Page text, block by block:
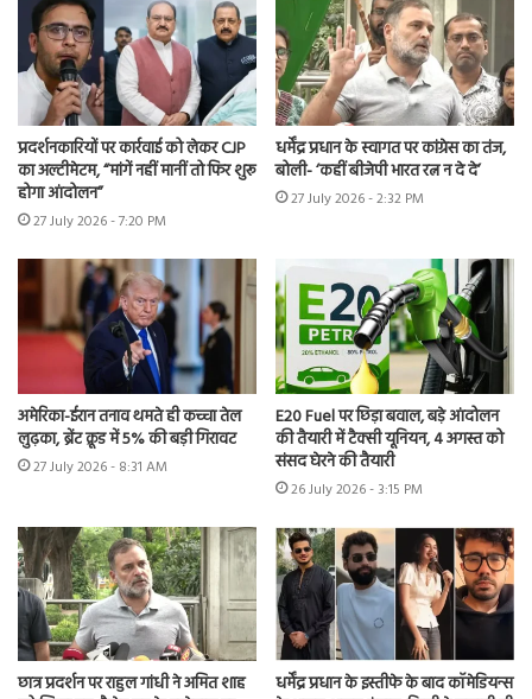
प्रदर्शनकारियों पर कार्रवाई को लेकर CJP
का अल्टीमेटम, “मांगें नहीं मानीं तो फिर शुरू
होगा आंदोलन”
27 July 2026 - 7:20 PM
धर्मेंद्र प्रधान के स्वागत पर कांग्रेस का तंज,
बोली- ‘कहीं बीजेपी भारत रत्न न दे दे’
27 July 2026 - 2:32 PM
अमेरिका-ईरान तनाव थमते ही कच्चा तेल
लुढ़का, ब्रेंट क्रूड में 5% की बड़ी गिरावट
27 July 2026 - 8:31 AM
E20 Fuel पर छिड़ा बवाल, बड़े आंदोलन
की तैयारी में टैक्सी यूनियन, 4 अगस्त को
संसद घेरने की तैयारी
26 July 2026 - 3:15 PM
छात्र प्रदर्शन पर राहुल गांधी ने अमित शाह
धर्मेंद्र प्रधान के इस्तीफे के बाद कॉमेडियन्स